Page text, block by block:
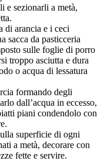
e sezionarli a metà,
di arancia e i ceci
sacca da pasticceria
sulle foglie di porro
troppo asciutta e dura
o acqua di lessatura
formando degli
dall’acqua in eccesso,
piani condendolo con
superficie di ogni
a metà, decorare con
fette e servire.